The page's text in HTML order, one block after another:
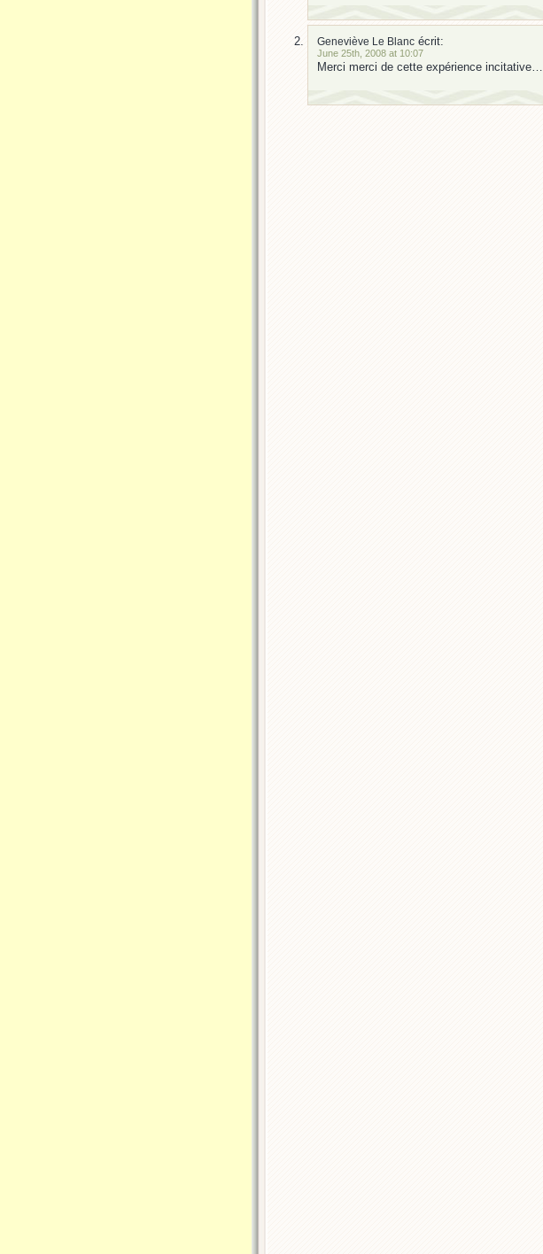
Geneviève Le Blanc écrit:
June 25th, 2008 at 10:07
Merci merci de cette expérience incitative…